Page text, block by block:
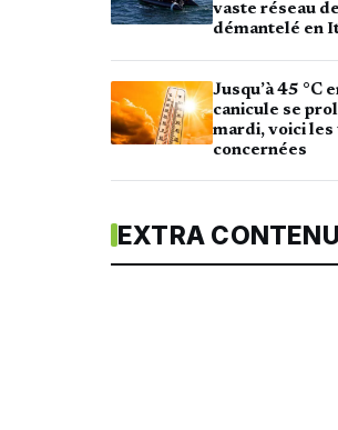
vaste réseau
démantelé en
Jusqu’à 45 °C
canicule se
mardi, voici les
concernées
EXTRA CONTENU